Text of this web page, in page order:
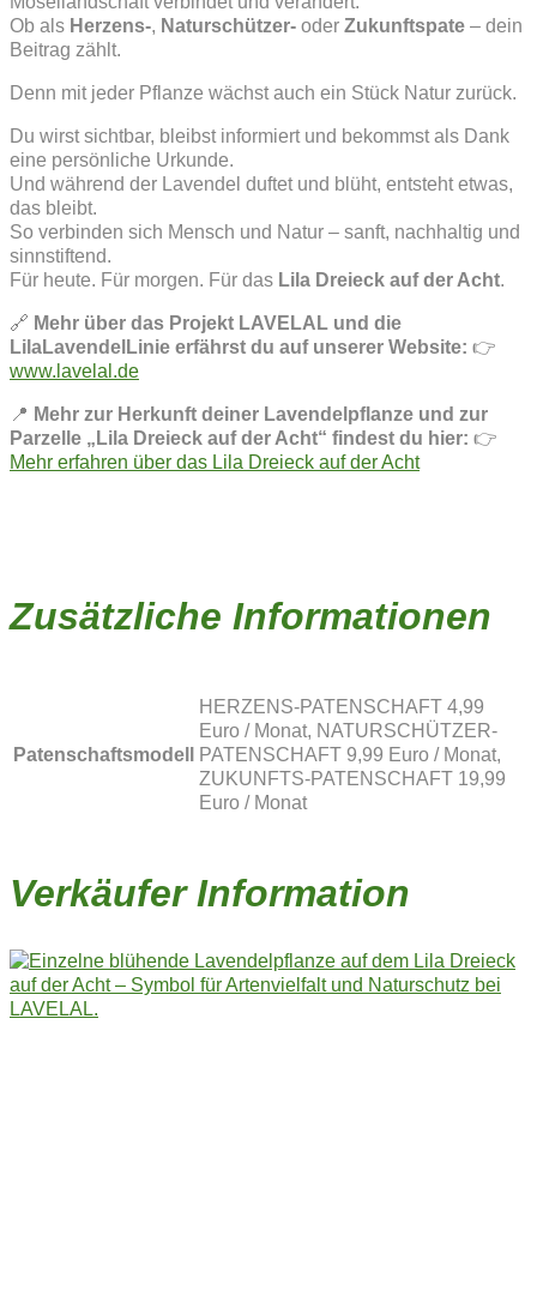
Ob als Herzens-, Naturschützer- oder Zukunftspate – dein
Beitrag zählt.
Denn mit jeder Pflanze wächst auch ein Stück Natur zurück.
Du wirst sichtbar, bleibst informiert und bekommst als Dank
eine persönliche Urkunde.
Und während der Lavendel duftet und blüht, entsteht etwas,
das bleibt.
So verbinden sich Mensch und Natur – sanft, nachhaltig und
sinnstiftend.
Für heute. Für morgen. Für das Lila Dreieck auf der Acht.
🔗 Mehr über das Projekt LAVELAL und die
LilaLavendelLinie erfährst du auf unserer Website: 👉
www.lavelal.de
📍 Mehr zur Herkunft deiner Lavendelpflanze und zur
Parzelle „Lila Dreieck auf der Acht“ findest du hier: 👉
Mehr erfahren über das Lila Dreieck auf der Acht
Zusätzliche Informationen
Patenschaftsmodell
HERZENS-PATENSCHAFT 4,99
Euro / Monat, NATURSCHÜTZER-
PATENSCHAFT 9,99 Euro / Monat,
ZUKUNFTS-PATENSCHAFT 19,99
Euro / Monat
Verkäufer Information